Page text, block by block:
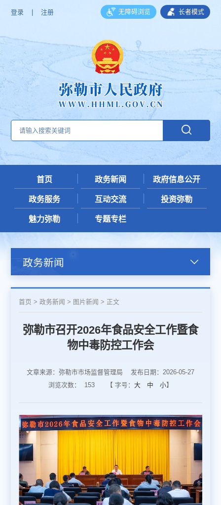
登录 注册 无障碍浏览 长者模式
首页 政务新闻 政府信息公开
政务服务 互动交流 投资弥勒
魅力弥勒 专题专栏
政务新闻
首页 >政务新闻 > 图片新闻 > 正文
弥勒市召开2026年食品安全工作暨食
物中毒防控工作会
文章来源：弥勒市市场监督管理局
发布日期：2026-05-27
浏览次数：
153 【 字号： 大 中 小】